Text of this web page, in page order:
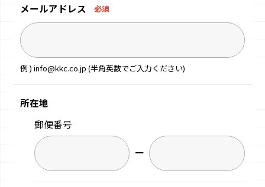
メールアドレス 必須
例 ) info@kkc.co.jp (半角英数でご入力ください)
所在地
郵便番号
−